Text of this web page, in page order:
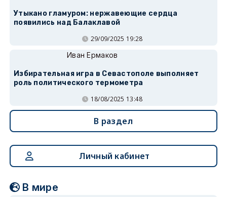
Утыкано гламуром: нержавеющие сердца
появились над Балаклавой
29/09/2025 19:28
Иван Ермаков
Избирательная игра в Севастополе выполняет
роль политического термометра
18/08/2025 13:48
В раздел
Личный кабинет
В мире